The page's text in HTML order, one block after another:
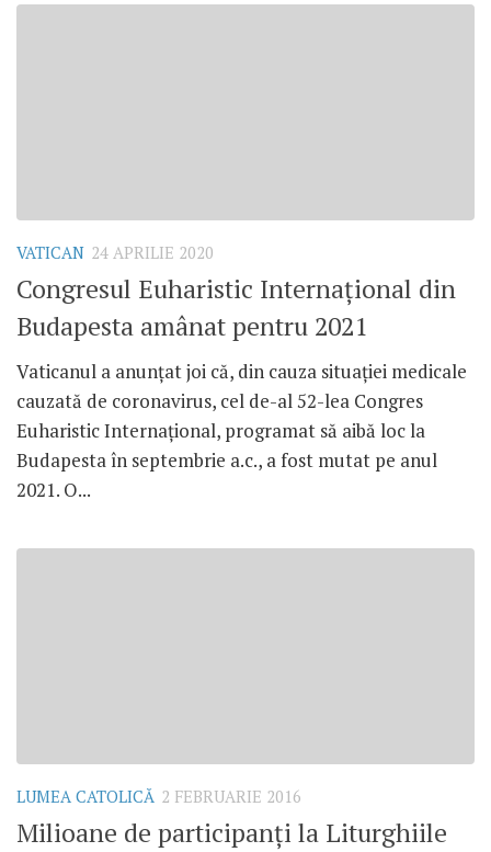
VATICAN 24 APRILIE 2020
Congresul Euharistic Internațional din
Budapesta amânat pentru 2021
Vaticanul a anunțat joi că, din cauza situației medicale
cauzată de coronavirus, cel de-al 52-lea Congres
Euharistic Internațional, programat să aibă loc la
Budapesta în septembrie a.c., a fost mutat pe anul
2021. O...
LUMEA CATOLICĂ 2 FEBRUARIE 2016
Milioane de participanți la Liturghiile